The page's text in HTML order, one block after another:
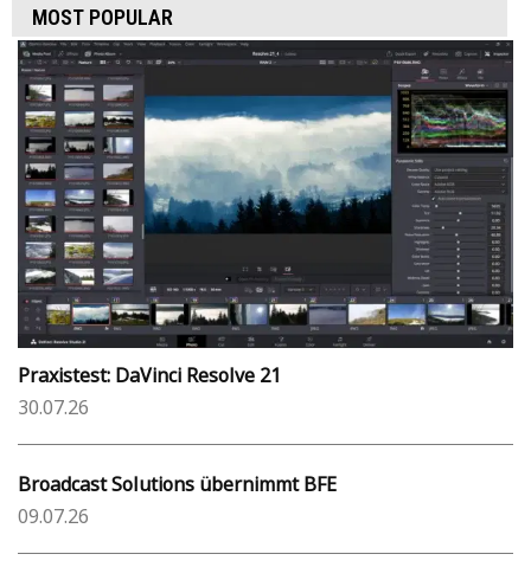
MOST POPULAR
Praxistest: DaVinci Resolve 21
30.07.26
Broadcast Solutions übernimmt BFE
09.07.26